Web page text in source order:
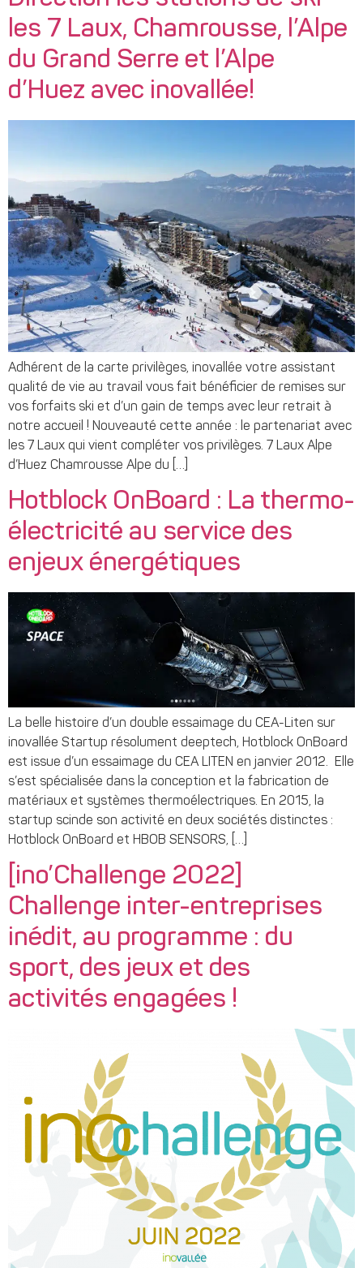
les 7 Laux, Chamrousse, l’Alpe
du Grand Serre et l’Alpe
d’Huez avec inovallée!
Adhérent de la carte privilèges, inovallée votre assistant
qualité de vie au travail vous fait bénéficier de remises sur
vos forfaits ski et d’un gain de temps avec leur retrait à
notre accueil ! Nouveauté cette année : le partenariat avec
les 7 Laux qui vient compléter vos privilèges. 7 Laux Alpe
d’Huez Chamrousse Alpe du […]
Hotblock OnBoard : La thermo-
électricité au service des
enjeux énergétiques
La belle histoire d’un double essaimage du CEA-Liten sur
inovallée Startup résolument deeptech, Hotblock OnBoard
est issue d’un essaimage du CEA LITEN en janvier 2012. Elle
s’est spécialisée dans la conception et la fabrication de
matériaux et systèmes thermoélectriques. En 2015, la
startup scinde son activité en deux sociétés distinctes :
Hotblock OnBoard et HBOB SENSORS, […]
[ino’Challenge 2022]
Challenge inter-entreprises
inédit, au programme : du
sport, des jeux et des
activités engagées !